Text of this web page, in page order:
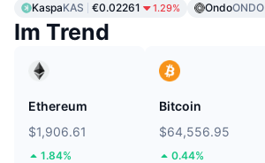
KaspaKAS €0.02261 1.29% OndoONDO
Im Trend
Ethereum
$1,906.61
1.84%
Bitcoin
$64,556.95
0.44%